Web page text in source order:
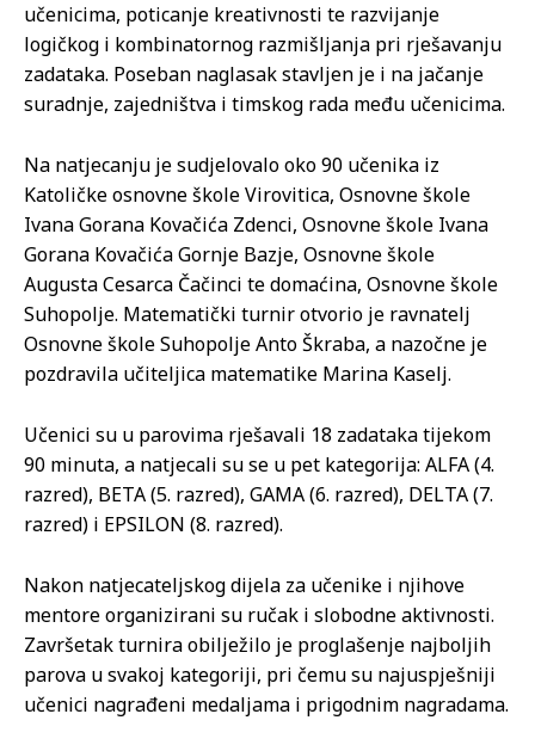
učenicima, poticanje kreativnosti te razvijanje
logičkog i kombinatornog razmišljanja pri rješavanju
zadataka. Poseban naglasak stavljen je i na jačanje
suradnje, zajedništva i timskog rada među učenicima.
Na natjecanju je sudjelovalo oko 90 učenika iz
Katoličke osnovne škole Virovitica, Osnovne škole
Ivana Gorana Kovačića Zdenci, Osnovne škole Ivana
Gorana Kovačića Gornje Bazje, Osnovne škole
Augusta Cesarca Čačinci te domaćina, Osnovne škole
Suhopolje. Matematički turnir otvorio je ravnatelj
Osnovne škole Suhopolje Anto Škraba, a nazočne je
pozdravila učiteljica matematike Marina Kaselj.
Učenici su u parovima rješavali 18 zadataka tijekom
90 minuta, a natjecali su se u pet kategorija: ALFA (4.
razred), BETA (5. razred), GAMA (6. razred), DELTA (7.
razred) i EPSILON (8. razred).
Nakon natjecateljskog dijela za učenike i njihove
mentore organizirani su ručak i slobodne aktivnosti.
Završetak turnira obilježilo je proglašenje najboljih
parova u svakoj kategoriji, pri čemu su najuspješniji
učenici nagrađeni medaljama i prigodnim nagradama.